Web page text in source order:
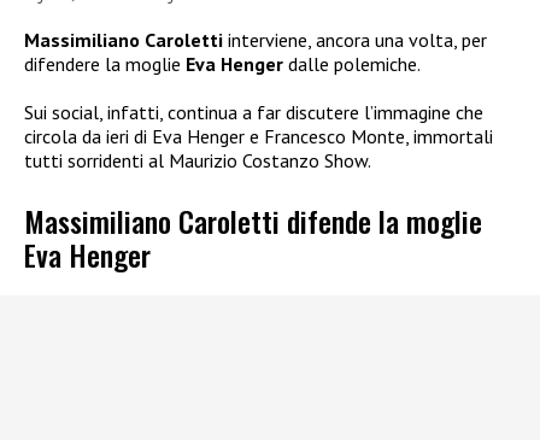
Massimiliano Caroletti interviene, ancora una volta, per
difendere la moglie Eva Henger dalle polemiche.
Sui social, infatti, continua a far discutere l’immagine che
circola da ieri di Eva Henger e Francesco Monte, immortali
tutti sorridenti al Maurizio Costanzo Show.
Massimiliano Caroletti difende la moglie
Eva Henger